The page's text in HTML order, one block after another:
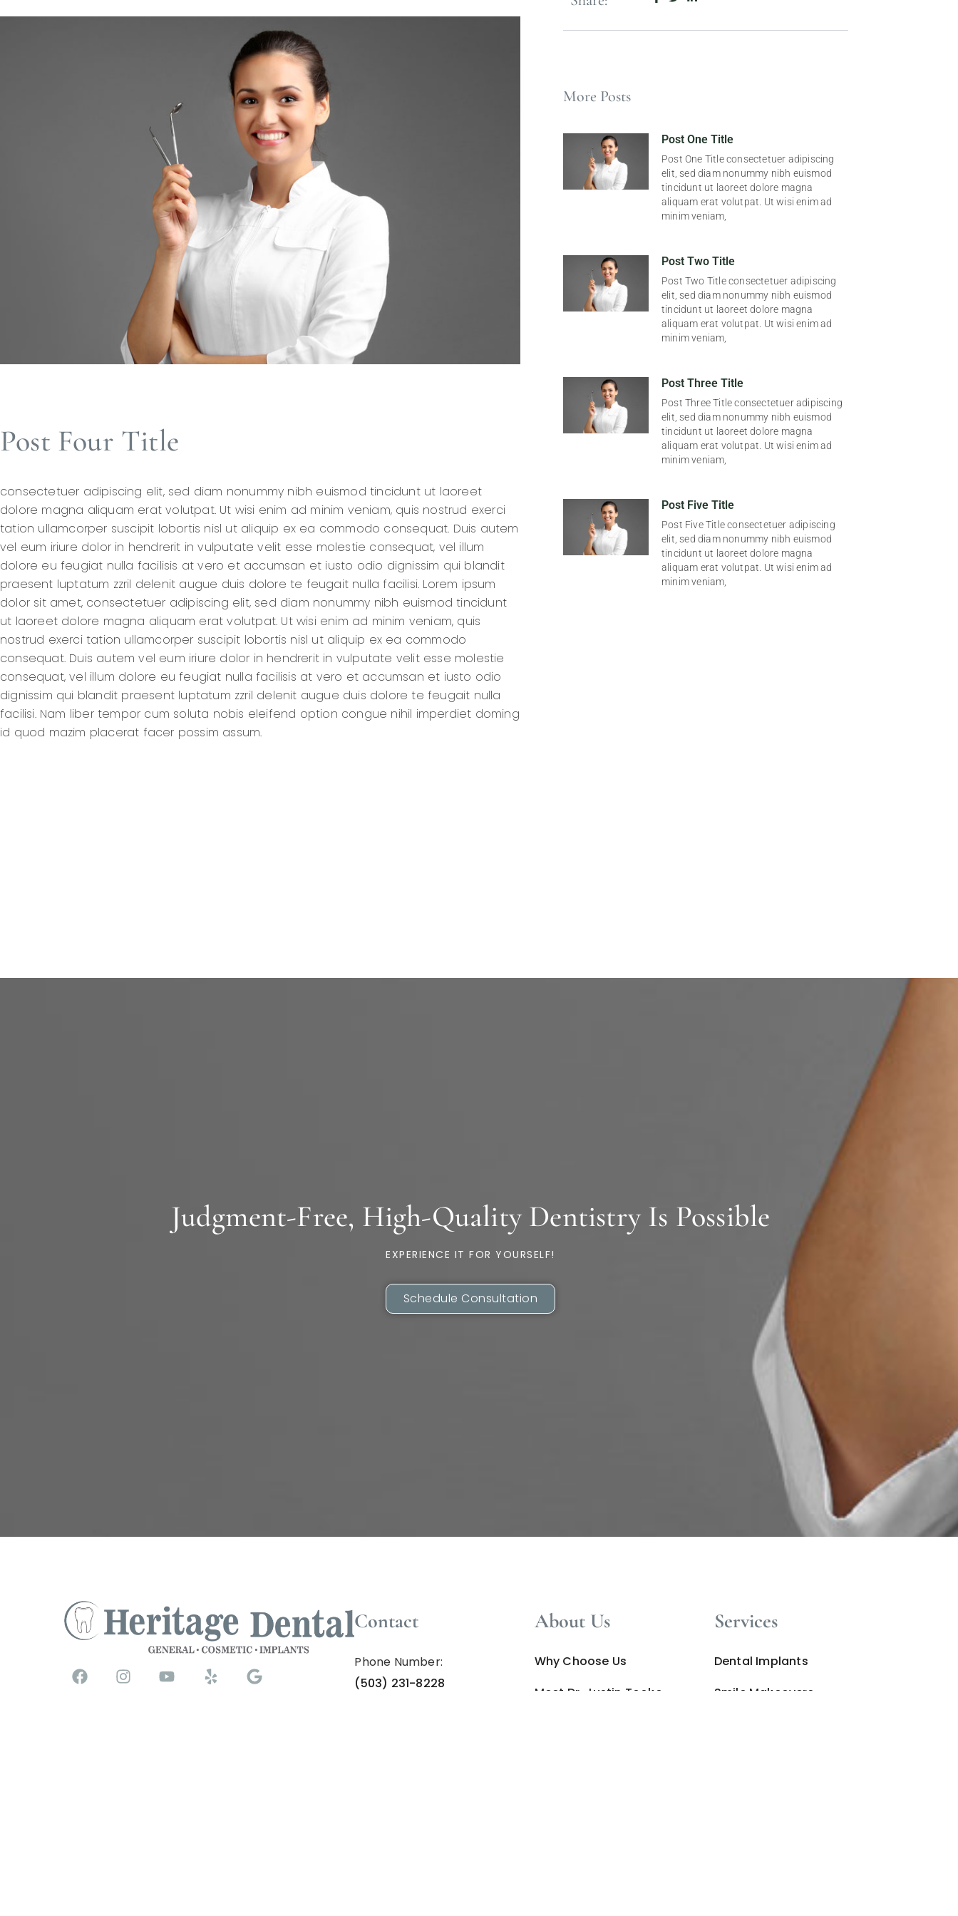
Post Four Title
consectetuer adipiscing elit, sed diam nonummy nibh euismod tincidunt ut laoreet
dolore magna aliquam erat volutpat. Ut wisi enim ad minim veniam, quis nostrud exerci
tation ullamcorper suscipit lobortis nisl ut aliquip ex ea commodo consequat. Duis autem
vel eum iriure dolor in hendrerit in vulputate velit esse molestie consequat, vel illum
dolore eu feugiat nulla facilisis at vero et accumsan et iusto odio dignissim qui blandit
praesent luptatum zzril delenit augue duis dolore te feugait nulla facilisi. Lorem ipsum
dolor sit amet, consectetuer adipiscing elit, sed diam nonummy nibh euismod tincidunt
ut laoreet dolore magna aliquam erat volutpat. Ut wisi enim ad minim veniam, quis
nostrud exerci tation ullamcorper suscipit lobortis nisl ut aliquip ex ea commodo
consequat. Duis autem vel eum iriure dolor in hendrerit in vulputate velit esse molestie
consequat, vel illum dolore eu feugiat nulla facilisis at vero et accumsan et iusto odio
dignissim qui blandit praesent luptatum zzril delenit augue duis dolore te feugait nulla
facilisi. Nam liber tempor cum soluta nobis eleifend option congue nihil imperdiet doming
id quod mazim placerat facer possim assum.
More Posts
Post One Title
Post One Title consectetuer adipiscing
elit, sed diam nonummy nibh euismod
tincidunt ut laoreet dolore magna
aliquam erat volutpat. Ut wisi enim ad
minim veniam,
Post Two Title
Post Two Title consectetuer adipiscing
elit, sed diam nonummy nibh euismod
tincidunt ut laoreet dolore magna
aliquam erat volutpat. Ut wisi enim ad
minim veniam,
Post Three Title
Post Three Title consectetuer adipiscing
elit, sed diam nonummy nibh euismod
tincidunt ut laoreet dolore magna
aliquam erat volutpat. Ut wisi enim ad
minim veniam,
Post Five Title
Post Five Title consectetuer adipiscing
elit, sed diam nonummy nibh euismod
tincidunt ut laoreet dolore magna
aliquam erat volutpat. Ut wisi enim ad
minim veniam,
Judgment-Free, High-Quality Dentistry Is Possible
EXPERIENCE IT FOR YOURSELF!
Schedule Consultation
Contact
Phone Number:
(503) 231-8228
About Us
Why Choose Us
Meet Dr. Justin Tooke
Services
Dental Implants
Smile Makeovers